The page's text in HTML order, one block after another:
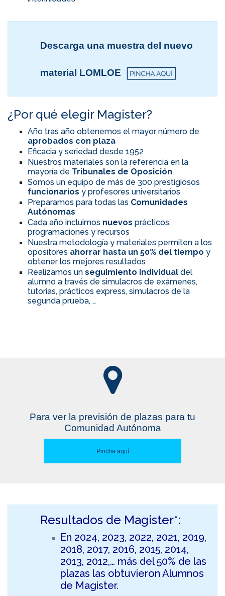
Descarga una muestra del nuevo
material LOMLOE
¿Por qué elegir Magister?
Año tras año obtenemos el mayor número de
aprobados con plaza
Eficacia y seriedad desde 1952
Nuestros materiales son la referencia en la
mayoría de Tribunales de Oposición
Somos un equipo de más de 300 prestigiosos
funcionarios y profesores universitarios
Preparamos para todas las Comunidades
Autónomas
Cada año incluimos nuevos prácticos,
programaciones y recursos
Nuestra metodología y materiales permiten a los
opositores ahorrar hasta un 50% del tiempo y
obtener los mejores resultados
Realizamos un seguimiento individual del
alumno a través de simulacros de exámenes,
tutorías, prácticos express, simulacros de la
segunda prueba, …
Para ver la previsión de plazas para tu
Comunidad Autónoma
Pincha aquí
Resultados de Magister*:
En 2024, 2023, 2022, 2021, 2019,
2018, 2017, 2016, 2015, 2014,
2013, 2012,… más del 50% de las
plazas las obtuvieron Alumnos
de Magister.